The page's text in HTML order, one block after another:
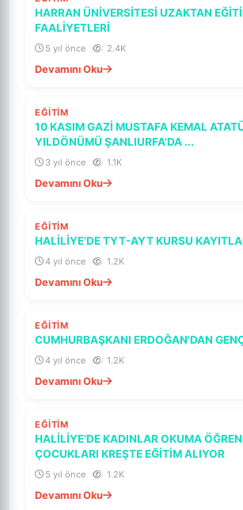
HARRAN ÜNİVERSİTESİ UZAKTAN
FAALİYETLERİ
5 yıl önce 2.4K
Devamını Oku
EĞİTİM
10 KASIM GAZİ MUSTAFA KEMAL
YILDÖNÜMÜ ŞANLIURFA'DA ...
3 yıl önce 1.1K
Devamını Oku
EĞİTİM
HALİLİYE’DE TYT-AYT KURSU
4 yıl önce 1.2K
Devamını Oku
EĞİTİM
CUMHURBAŞKANI ERDOĞAN'DAN
4 yıl önce 1.2K
Devamını Oku
EĞİTİM
HALİLİYE’DE KADINLAR OKUMA
ÇOCUKLARI KREŞTE EĞİTİM ALIYOR
5 yıl önce 1.2K
Devamını Oku